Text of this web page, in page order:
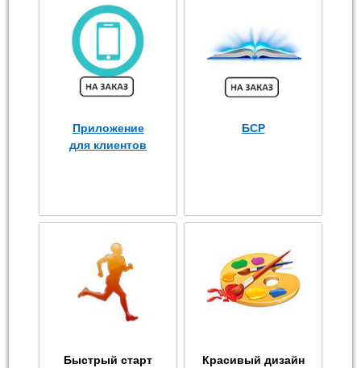
Приложение
для клиентов
БСР
Быстрый старт Красивый дизайн